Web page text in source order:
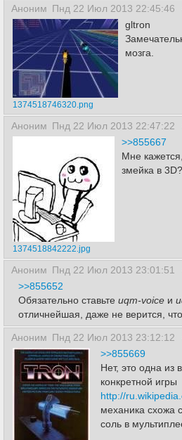
Аноним Пнд 22 Июл 2013 22:45:46
1374518746320.png
gltron
мозга.
Аноним Пнд 22 Июл 2013 22:47:22
1374518842222.jpg
>>855667
Мне
змейка в 3D?
Аноним Пнд 22 Июл 2013 23:01:51
>>855652
Обязательно ставьте uqm-voice и
отличнейшая, даже не верится, что
Аноним Пнд 22 Июл 2013 23:12:12
>>855669
Нет, это одна из
конкретной игры
http://
механика схожа
соль в